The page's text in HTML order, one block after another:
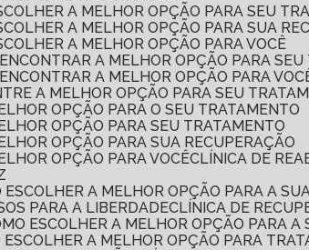
A MELHOR OPÇÃO PARA SEU
A MELHOR OPÇÃO PARA SUA
A MELHOR OPÇÃO PARA VOCÊ
A MELHOR OPÇÃO PARA
A MELHOR OPÇÃO PARA
A MELHOR OPÇÃO PARA SEU
OPÇÃO PARA O SEU TRATAMENTO
OPÇÃO PARA SEU TRATAMENTO
OPÇÃO PARA SUA RECUPERAÇÃO
OPÇÃO PARA VOCÊ
CLÍNICA DE
A MELHOR OPÇÃO PARA A
PARA A LIBERDADE
CLÍNICA DE
ESCOLHER A MELHOR OPÇÃO PARA A
ESCOLHER A MELHOR OPÇÃO PARA